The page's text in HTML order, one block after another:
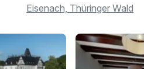
Eisenach, Thüringer Wald